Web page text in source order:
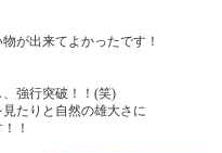
が出来てよかったです！
強行突破！！(笑)
たりと自然の雄大さに
！